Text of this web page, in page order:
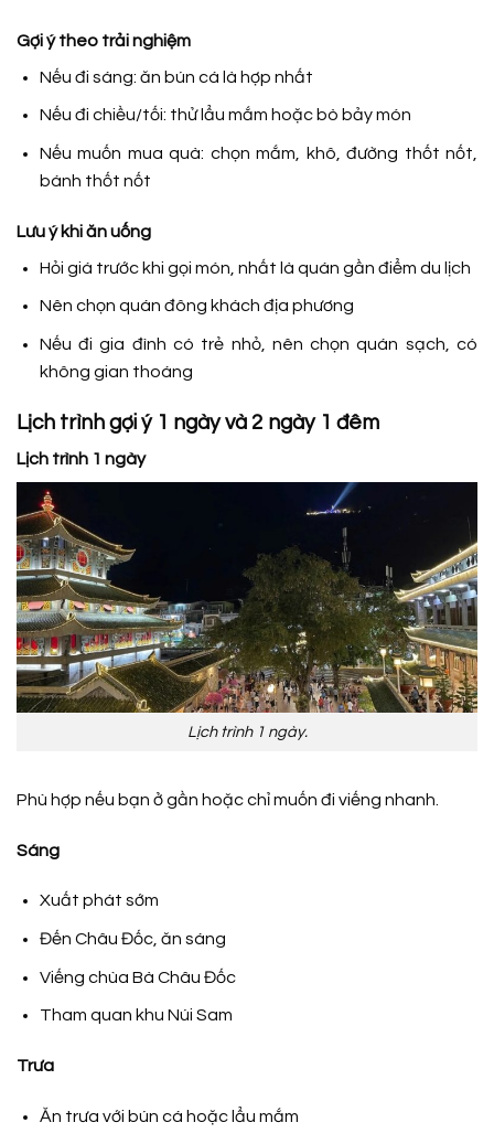
Gợi ý theo trải nghiệm
Nếu đi sáng: ăn bún cá là hợp nhất
Nếu đi chiều/tối: thử lẩu mắm hoặc bò bảy món
Nếu muốn mua quà: chọn mắm, khô, đường thốt nốt,
bánh thốt nốt
Lưu ý khi ăn uống
Hỏi giá trước khi gọi món, nhất là quán gần điểm du lịch
Nên chọn quán đông khách địa phương
Nếu đi gia đình có trẻ nhỏ, nên chọn quán sạch, có
không gian thoáng
Lịch trình gợi ý 1 ngày và 2 ngày 1 đêm
Lịch trình 1 ngày
Lịch trình 1 ngày.
Phù hợp nếu bạn ở gần hoặc chỉ muốn đi viếng nhanh.
Sáng
Xuất phát sớm
Đến Châu Đốc, ăn sáng
Viếng chùa Bà Châu Đốc
Tham quan khu Núi Sam
Trưa
Ăn trưa với bún cá hoặc lẩu mắm